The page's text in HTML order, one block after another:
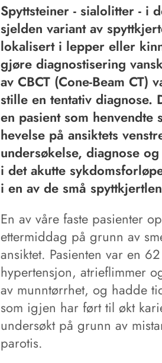
Spyttsteiner - sialolitter - i
sjelden variant av
lokalisert i lepper eller
gjøre diagnostisering
av CBCT (Cone-Beam
stille en tentativ diagnose.
en pasient som
hevelse på ansiktets
undersøkelse, diagnose
i det akutte
i en av de små
En av våre faste pasienter
ettermiddag på grunn av
ansiktet. Pasienten var en
hypertensjon, atrieflimmer
av munntørrhet, og hadde
som igjen har ført til økt
undersøkt på grunn av
parotis.